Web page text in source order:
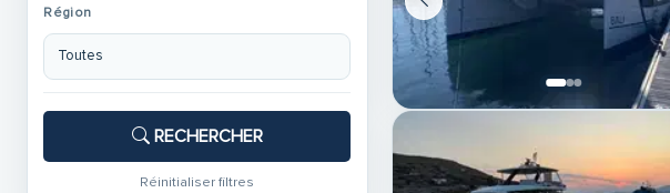
Région
RECHERCHER
Réinitialiser filtres